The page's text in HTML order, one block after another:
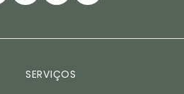
SERVIÇOS